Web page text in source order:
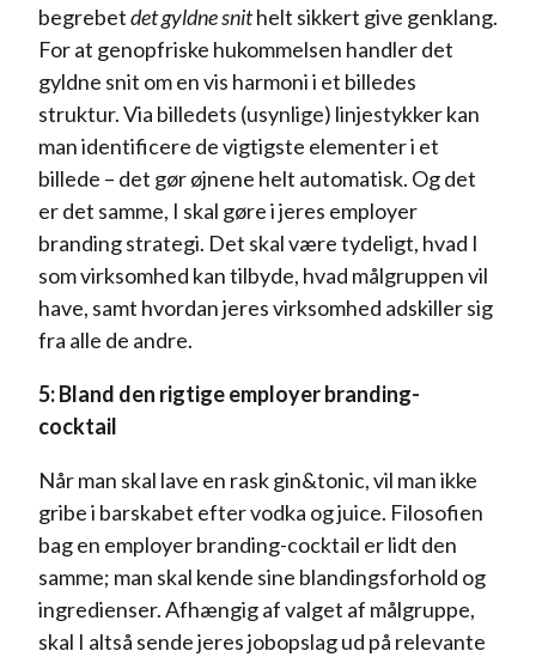
begrebetdet gyldne snithelt sikkert give genklang.
For at genopfriske hukommelsen handler det
gyldne snit om en vis harmoni i et billedes
struktur. Via billedets (usynlige) linjestykker kan
man identificere de vigtigste elementer i et
billede – det gør øjnene helt automatisk. Og det
er det samme, I skal gøre i jeres employer
branding strategi. Det skal være tydeligt, hvad I
som virksomhed kan tilbyde, hvad målgruppen vil
have, samt hvordan jeres virksomhed adskiller sig
fra alle de andre.
5: Bland den rigtige employer branding-
cocktail
Når man skal lave en rask gin&tonic, vil man ikke
gribe i barskabet efter vodka og juice. Filosofien
bag en employer branding-cocktail er lidt den
samme; man skal kende sine blandingsforhold og
ingredienser. Afhængig af valget af målgruppe,
skal I altså sende jeres jobopslag ud på relevante